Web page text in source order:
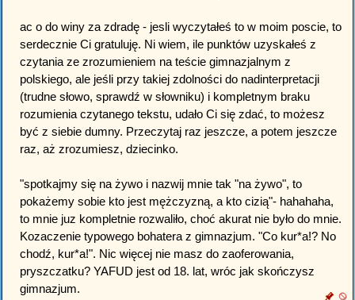
ac o do winy za zdradę - jesli wyczytałeś to w moim poscie, to
serdecznie Ci gratuluję. Ni wiem, ile punktów uzyskałeś z
czytania ze zrozumieniem na teście gimnazjalnym z
polskiego, ale jeśli przy takiej zdolności do nadinterpretacji
(trudne słowo, sprawdź w słowniku) i kompletnym braku
rozumienia czytanego tekstu, udało Ci się zdać, to możesz
być z siebie dumny. Przeczytaj raz jeszcze, a potem jeszcze
raz, aż zrozumiesz, dziecinko.
"spotkajmy się na żywo i nazwij mnie tak "na żywo", to
pokażemy sobie kto jest mężczyzną, a kto cizią"- hahahaha,
to mnie juz kompletnie rozwaliło, choć akurat nie było do mnie.
Kozaczenie typowego bohatera z gimnazjum. "Co kur*a!? No
chodź, kur*a!". Nic więcej nie masz do zaoferowania,
pryszczatku? YAFUD jest od 18. lat, wróc jak skończysz
gimnazjum.